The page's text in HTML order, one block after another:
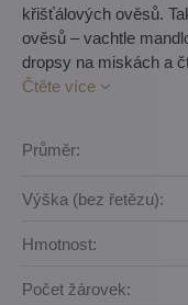
křišťálových ověsů.
ověsů – vachtle
dropsy na miskách a
Čtěte více
Průměr:
Výška (bez řetězu):
Hmotnost:
Počet žárovek: